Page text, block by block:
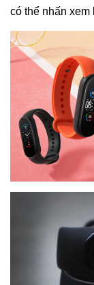
có thể nhấn xem